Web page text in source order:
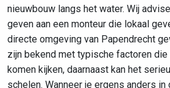
nieuwbouw langs het water. Wij
geven aan een monteur die lokaal
directe omgeving van Papendrecht
zijn bekend met typische factoren
komen kijken, daarnaast kan het
schelen. Wanneer je ergens anders